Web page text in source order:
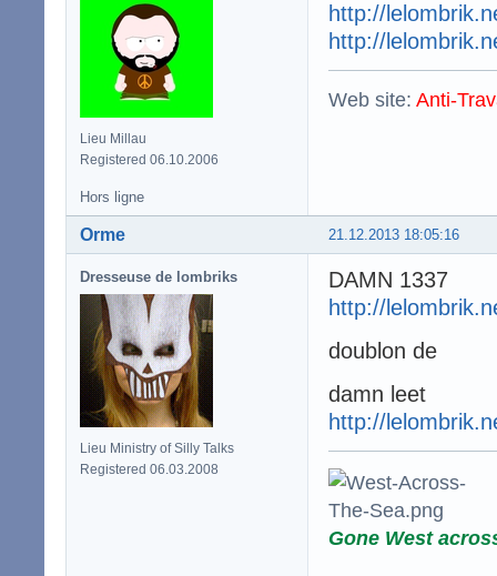
Lieu Millau
Registered 06.10.2006
http://
http://
Web site: Anti-
Hors ligne
21.12.2013 18:05:16
Orme
Dresseuse de lombriks
Lieu Ministry of Silly Talks
Registered 06.03.2008
DAMN 1337
http://
doublon de
damn leet
http://
Gone West